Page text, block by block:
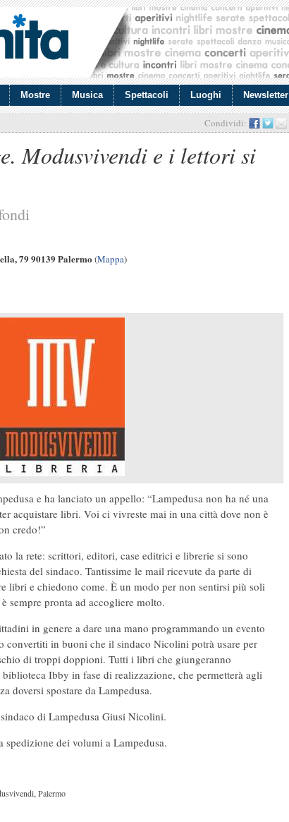
Mostre Musica Spettacoli Luoghi Newsletter
Condividi:
Modusvivendi e i lettori si
79 90139 Palermo (Mappa)
e ha lanciato un appello: “Lampedusa non ha né una
acquistare libri. Voi ci vivreste mai in una città dove non è
credo!”
la rete: scrittori, editori, case editrici e librerie si sono
del sindaco. Tantissime le mail ricevute da parte di
libri e chiedono come. È un modo per non sentirsi più soli
sempre pronta ad accogliere molto.
in genere a dare una mano programmando un evento
convertiti in buoni che il sindaco Nicolini potrà usare per
di troppi doppioni. Tutti i libri che giungeranno
Ibby in fase di realizzazione, che permetterà agli
doversi spostare da Lampedusa.
di Lampedusa Giusi Nicolini.
spedizione dei volumi a Lampedusa.
,Palermo